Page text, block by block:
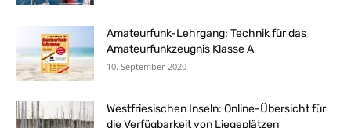
Amateurfunk-Lehrgang: Technik für das
Amateurfunkzeugnis Klasse A
10. September 2020
Westfriesischen Inseln: Online-Übersicht für
die Verfügbarkeit von Liegeplätzen